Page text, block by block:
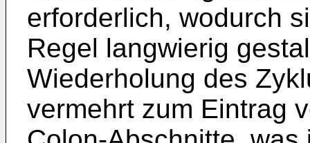
erforderlich, wodurch
Regel langwierig
Wiederholung des
vermehrt zum Eintrag